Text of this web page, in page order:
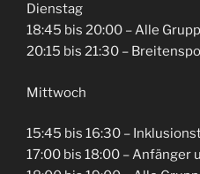
Dienstag
18:45 bis 20:00 – Alle
20:15 bis 21:30 –
Mittwoch
15:45 bis 16:30 –
17:00 bis 18:00 – Anfänger